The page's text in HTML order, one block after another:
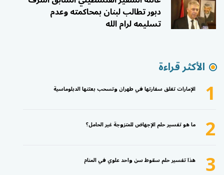
دبور تطالب لبنان بمحاكمته وعدم
تسليمه لرام الله
الأكثر قراءة
1 الإمارات تغلق سفارتها في طهران وتسحب بعثتها الدبلوماسية
2 ما هو تفسير حلم الإجهاض للمتزوجة غير الحامل؟
3 هذا تفسير حلم سقوط سن واحد علوي في المنام